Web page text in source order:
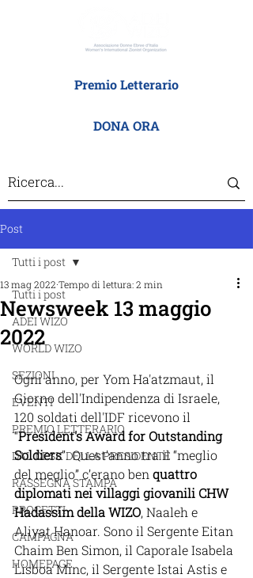
Premio Letterario
DONA ORA
Post
Tutti i post
ADEI WIZO
WORLD WIZO
SEZIONI
EVENTI
PREMIO LETTERARIO
DAL DESK DELLA PRESIDENTE
RASSEGNA STAMPA
PROGETTI
CAMPAGNA
HOMEPAGE
Tutti i post
Newsweek 13 maggio
2022
13 mag 2022 Tempo di lettura: 2 min
Ogni anno, per Yom Ha'atzmaut, il
Giorno dell'Indipendenza di Israele,
120 soldati dell'IDF ricevono il
“President's Award for Outstanding
Soldiers”. Quest’anno tra il “meglio
del meglio” c’erano ben quattro
diplomati nei villaggi giovanili CHW
Hadassim della WIZO, Naaleh e
Aliyat Hanoar. Sono il Sergente Eitan
Chaim Ben Simon, il Caporale Isabela
Lisboa Minc, il Sergente Istai Astis e